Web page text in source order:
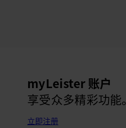
myLeister 账户
享受众多精彩功能。
立即注册